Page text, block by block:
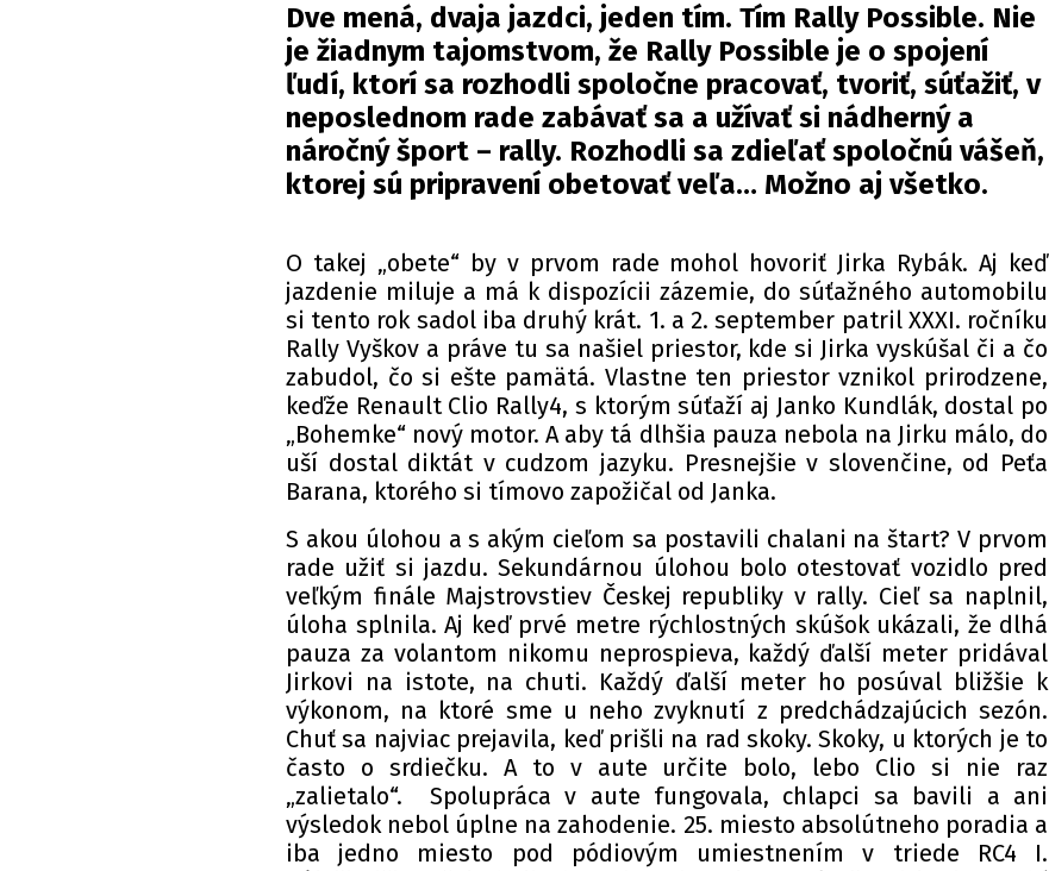
Dve mená, dvaja jazdci, jeden tím. Tím Rally Possible. Nie
je žiadnym tajomstvom, že Rally Possible je o spojení
ľudí, ktorí sa rozhodli spoločne pracovať, tvoriť, súťažiť, v
neposlednom rade zabávať sa a užívať si nádherný a
náročný šport – rally. Rozhodli sa zdieľať spoločnú vášeň,
ktorej sú pripravení obetovať veľa… Možno aj všetko.
O takej „obete“ by v prvom rade mohol hovoriť Jirka Rybák. Aj keď
jazdenie miluje a má k dispozícii zázemie, do súťažného automobilu
si tento rok sadol iba druhý krát. 1. a 2. september patril XXXI. ročníku
Rally Vyškov a práve tu sa našiel priestor, kde si Jirka vyskúšal či a čo
zabudol, čo si ešte pamätá. Vlastne ten priestor vznikol prirodzene,
keďže Renault Clio Rally4, s ktorým súťaží aj Janko Kundlák, dostal po
„Bohemke“ nový motor. A aby tá dlhšia pauza nebola na Jirku málo, do
uší dostal diktát v cudzom jazyku. Presnejšie v slovenčine, od Peťa
Barana, ktorého si tímovo zapožičal od Janka.
S akou úlohou a s akým cieľom sa postavili chalani na štart? V prvom
rade užiť si jazdu. Sekundárnou úlohou bolo otestovať vozidlo pred
veľkým finále Majstrovstiev Českej republiky v rally. Cieľ sa naplnil,
úloha splnila. Aj keď prvé metre rýchlostných skúšok ukázali, že dlhá
pauza za volantom nikomu neprospieva, každý ďalší meter pridával
Jirkovi na istote, na chuti. Každý ďalší meter ho posúval bližšie k
výkonom, na ktoré sme u neho zvyknutí z predchádzajúcich sezón.
Chuť sa najviac prejavila, keď prišli na rad skoky. Skoky, u ktorých je to
často o srdiečku. A to v aute určite bolo, lebo Clio si nie raz
„zalietalo“. Spolupráca v aute fungovala, chlapci sa bavili a ani
výsledok nebol úplne na zahodenie. 25. miesto absolútneho poradia a
iba jedno miesto pod pódiovým umiestnením v triede RC4 I.